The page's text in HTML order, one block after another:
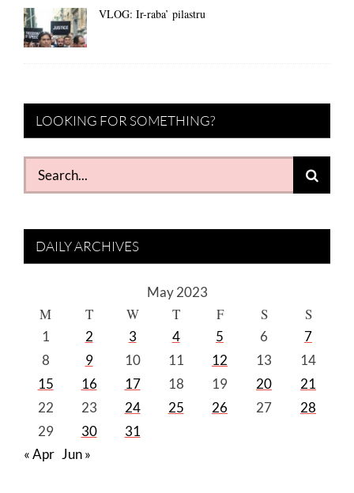
VLOG: Ir-raba’ pilastru
LOOKING FOR SOMETHING?
Search
for:
DAILY ARCHIVES
May 2023
M T W T F S S
1 2 3 4 5 6
7
8
9 10 11 12 13
14
15
16 17 18 19 20
21
22
23 24 25 26 27
28
29
30
31
« Apr Jun »